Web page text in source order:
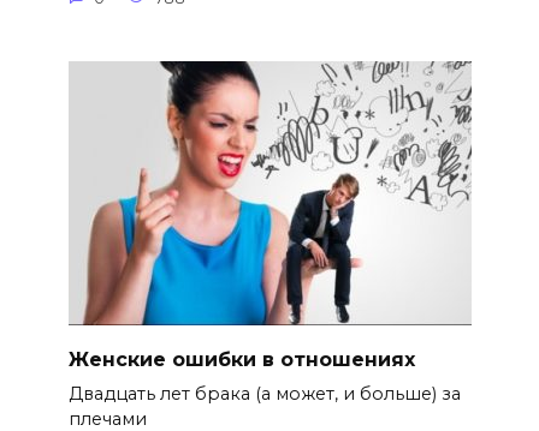
Женские ошибки в отношениях
Двадцать лет брака (а может, и больше) за
плечами